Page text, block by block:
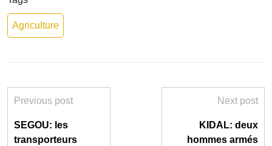
Agriculture
Previous post
SEGOU: les
transporteurs
Next post
KIDAL: deux
hommes armés